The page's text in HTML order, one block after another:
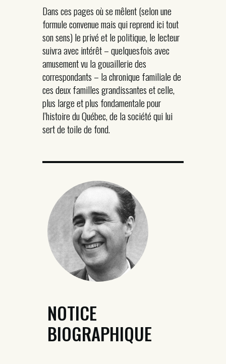
Dans ces pages où se mêlent (selon une
formule convenue mais qui reprend ici tout
son sens) le privé et le politique, le lecteur
suivra avec intérêt – quelquesfois avec
amusement vu la gouaillerie des
correspondants – la chronique familiale de
ces deux familles grandissantes et celle,
plus large et plus fondamentale pour
l’histoire du Québec, de la société qui lui
sert de toile de fond.
NOTICE
BIOGRAPHIQUE